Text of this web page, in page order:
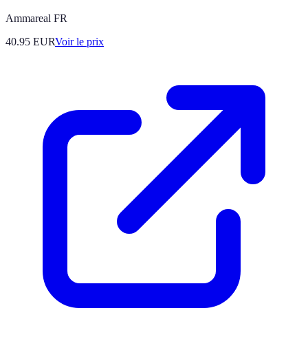
Ammareal FR
40.95 EURVoir le prix